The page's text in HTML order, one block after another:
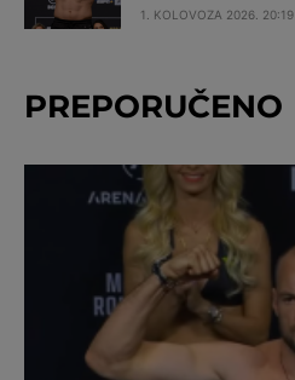
1. KOLOVOZA 2026. 20:19
PREPORUČENO